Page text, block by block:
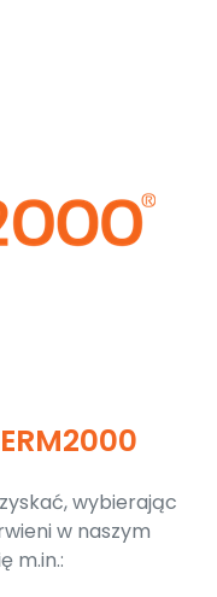
wybierając
w naszym
m.in.: